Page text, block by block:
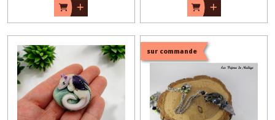
sur commande